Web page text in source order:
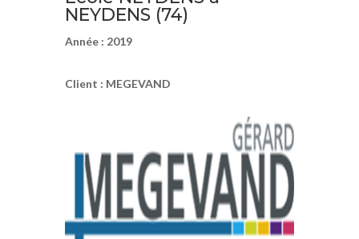
NEYDENS (74)
Année : 2019
Client : MEGEVAND